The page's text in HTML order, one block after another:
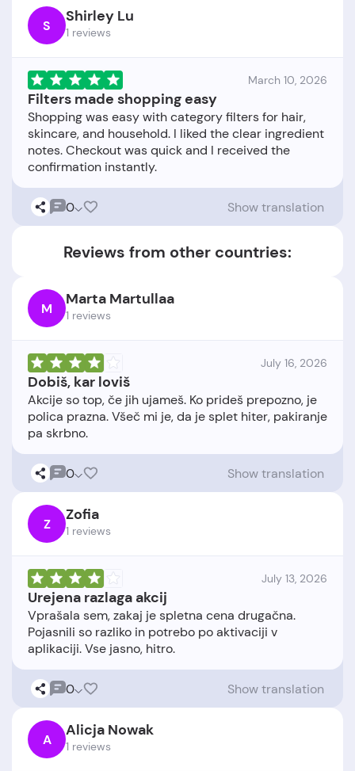
S Shirley Lu
1 reviews
March 10, 2026
Filters made shopping easy
Shopping was easy with category filters for hair,
skincare, and household. I liked the clear ingredient
notes. Checkout was quick and I received the
0 Show translation
Reviews from other countries:
M Marta Martullaa
1 reviews
July 16, 2026
Dobiš, kar loviš
Akcije so top, če jih ujameš. Ko prideš prepozno, je
polica prazna. Všeč mi je, da je splet hiter, pakiranje
0 Show translation
Z Zofia
1 reviews
July 13, 2026
Urejena razlaga akcij
Vprašala sem, zakaj je spletna cena drugačna.
Pojasnili so razliko in potrebo po aktivaciji v
0 Show translation
A Alicja Nowak
1 reviews